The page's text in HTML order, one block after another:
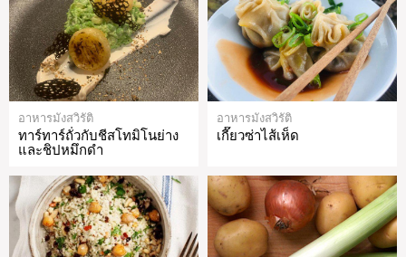
อาหารมังสวิรัติ
ทาร์ทาร์ถั่วกับชีสโทมิโนย่าง
และชิปหมึกดำ
อาหารมังสวิรัติ
เกี๊ยวซ่าไส้เห็ด